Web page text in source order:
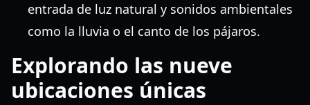
entrada de luz natural y sonidos ambientales
como la lluvia o el canto de los pájaros.
Explorando las nueve
ubicaciones únicas